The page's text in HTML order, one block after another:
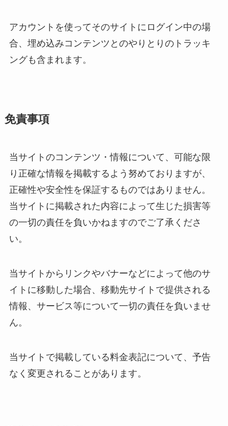
アカウントを使ってそのサイトにログイン中の場
合、埋め込みコンテンツとのやりとりのトラッキ
ングも含まれます。
免責事項
当サイトのコンテンツ・情報について、可能な限
り正確な情報を掲載するよう努めておりますが、
正確性や安全性を保証するものではありません。
当サイトに掲載された内容によって生じた損害等
の一切の責任を負いかねますのでご了承くださ
い。
当サイトからリンクやバナーなどによって他のサ
イトに移動した場合、移動先サイトで提供される
情報、サービス等について一切の責任を負いませ
ん。
当サイトで掲載している料金表記について、予告
なく変更されることがあります。